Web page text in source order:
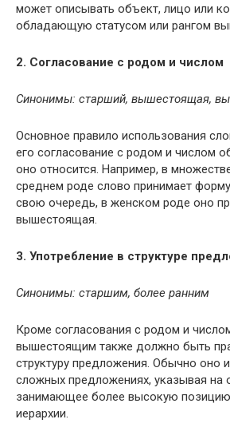
может описывать объект, лицо или
обладающую статусом или рангом
2. Согласование с родом и числом
Синонимы: старший, вышестоящая,
Основное правило использования
его согласование с родом и числом
оно относится. Например, в
среднем роде слово принимает
свою очередь, в женском роде оно
вышестоящая.
3. Употребление в структуре
Синонимы: старшим, более ранним
Кроме согласования с родом и
вышестоящим также должно быть
структуру предложения. Обычно оно
сложных предложениях, указывая на
занимающее более высокую позицию
иерархии.